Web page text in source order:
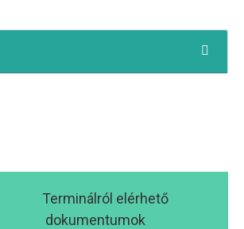
Terminálról elérhető
dokumentumok